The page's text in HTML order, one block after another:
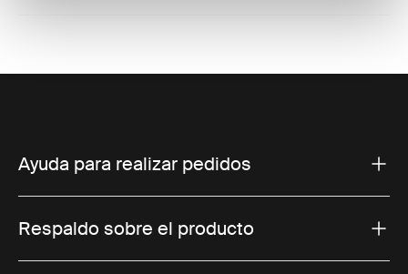
Ayuda para realizar pedidos
Respaldo sobre el producto